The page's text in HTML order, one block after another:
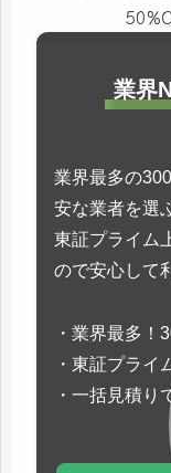
業界
業界最多の
安な業者を選
東証プライム
ので安心して
・業界最多！
・東証プライ
・一括見積り